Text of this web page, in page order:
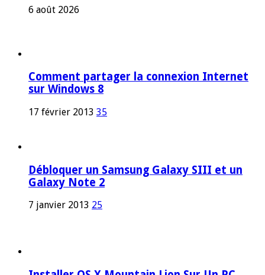
6 août 2026
Comment partager la connexion Internet
sur Windows 8
17 février 2013 35
Débloquer un Samsung Galaxy SIII et un
Galaxy Note 2
7 janvier 2013 25